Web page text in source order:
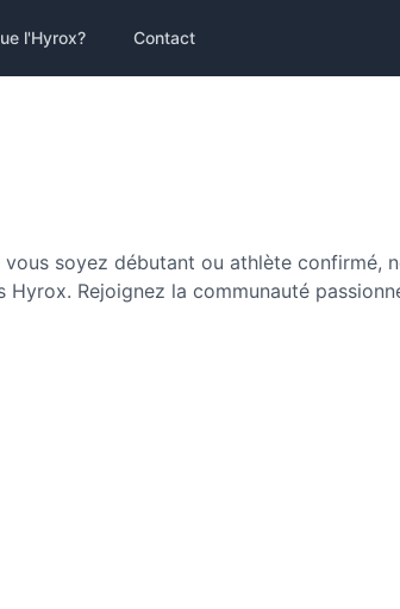
l'Hyrox? Contact
soyez débutant ou athlète confirmé,
Rejoignez la communauté